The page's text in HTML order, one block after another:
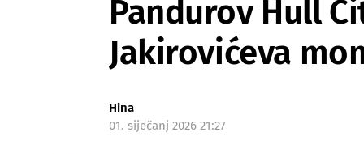
Pandurov Hull
Jakirovićeva
Hina
01. siječanj 2026 21:27